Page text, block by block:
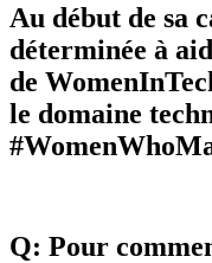
Au début de sa
déterminée à
de
le domaine
Q: Pour